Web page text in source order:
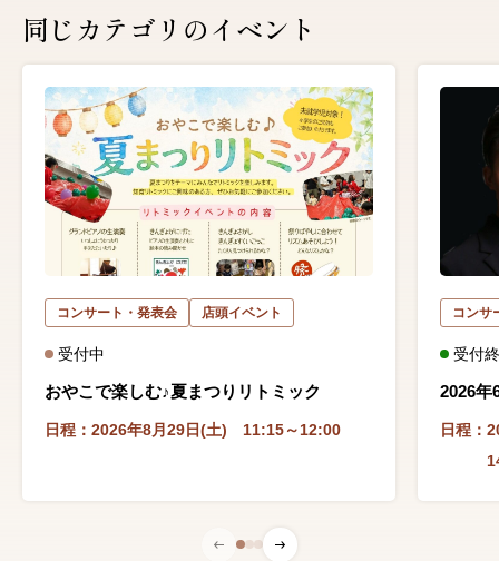
同じカテゴリのイベント
コンサート・発表会 店頭イベント
受付中
おやこで楽しむ♪夏まつりリトミック
日程： 2026年8月29日(土) 11:15～12:00
コンサ
受付
2026年
日程：